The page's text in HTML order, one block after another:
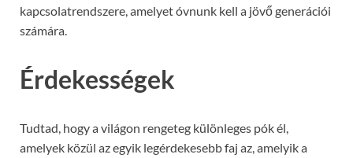
kapcsolatrendszere, amelyet óvnunk kell a jövő generációi
számára.
Érdekességek
Tudtad, hogy a világon rengeteg különleges pók él,
amelyek közül az egyik legérdekesebb faj az, amelyik a